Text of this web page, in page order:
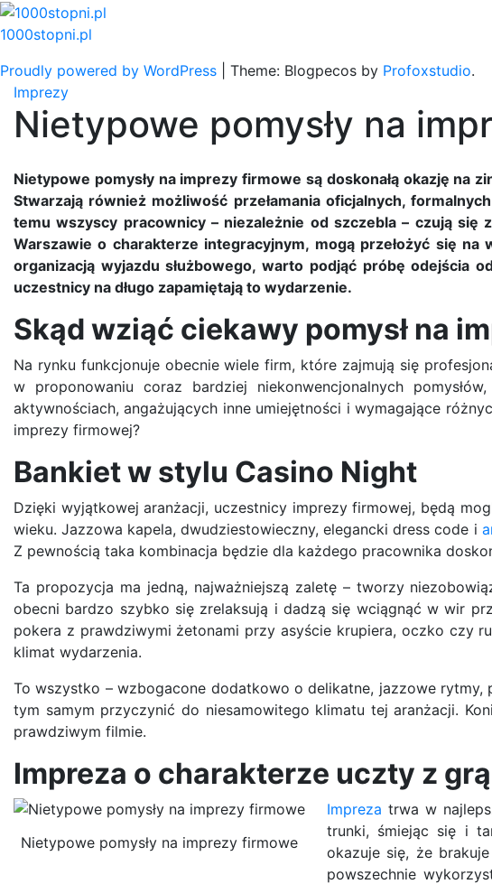
Skip
to
1000stopni.pl
Proudly powered by WordPress
Theme: Blogpecos by Profoxstudio.
Imprezy
Nietypowe pomysły na
Nietypowe pomysły na imprezy firmowe są doskonałą okazję na
Stwarzają również możliwość przełamania oficjalnych,
temu wszyscy pracownicy – niezależnie od szczebla – czują
Warszawie o charakterze integracyjnym, mogą przełożyć się na
organizacją wyjazdu służbowego, warto podjąć próbę odejścia
uczestnicy na długo zapamiętają to wydarzenie.
Skąd wziąć ciekawy pomysł na
Na rynku funkcjonuje obecnie wiele firm, które zajmują się
w proponowaniu coraz bardziej niekonwencjonalnych
aktywnościach, angażujących inne umiejętności i wymagające
imprezy firmowej?
Bankiet w stylu Casino Night
Dzięki wyjątkowej aranżacji, uczestnicy imprezy firmowej, będą
wieku. Jazzowa kapela, dwudziestowieczny, elegancki dress code i
Z pewnością taka kombinacja będzie dla każdego pracownika
Ta propozycja ma jedną, najważniejszą zaletę – tworzy
obecni bardzo szybko się zrelaksują i dadzą się wciągnąć w wir
pokera z prawdziwymi żetonami przy asyście krupiera, oczko czy
klimat wydarzenia.
To wszystko – wzbogacone dodatkowo o delikatne, jazzowe
tym samym przyczynić do niesamowitego klimatu tej aranżacji.
prawdziwym filmie.
Impreza o charakterze uczty z
Nietypowe pomysły na imprezy firmowe
Impreza trwa w
trunki, śmiejąc się i
okazuje się, że
powszechnie